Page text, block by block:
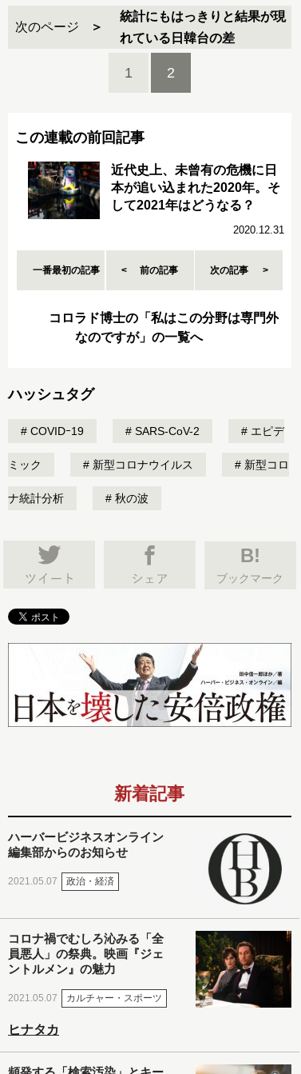
次のページ
統計にもはっきりと結果が現
れている日韓台の差
1 2
この連載の前回記事
近代史上、未曾有の危機に日
本が追い込まれた2020年。そ
して2021年はどうなる？
2020.12.31
一番最初の記事 前の記事 次の記事
コロラド博士の「私はこの分野は専門外
なのですが」の一覧へ
ハッシュタグ
COVIDｰ19 SARS-CoV-2 エピデ
ミック 新型コロナウイルス 新型コロ
ナ統計分析 秋の波
B!
ブックマーク
新着記事
ハーバービジネスオンライン
編集部からのお知らせ
2021.05.07 政治・経済
コロナ禍でむしろ沁みる「全
員悪人」の祭典。映画『ジェ
ントルメン』の魅力
2021.05.07 カルチャー・スポーツ
ヒナタカ